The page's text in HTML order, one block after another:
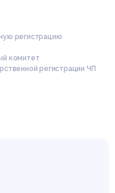
регистрацию
комитет
регистрации ЧП